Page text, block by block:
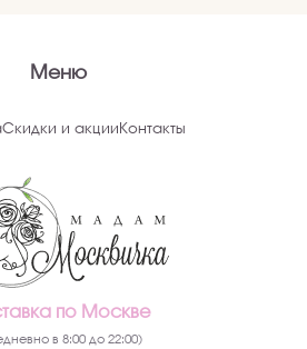
Меню
Скидки и акции Контакты
по Москве
в 8:00 до 22:00)